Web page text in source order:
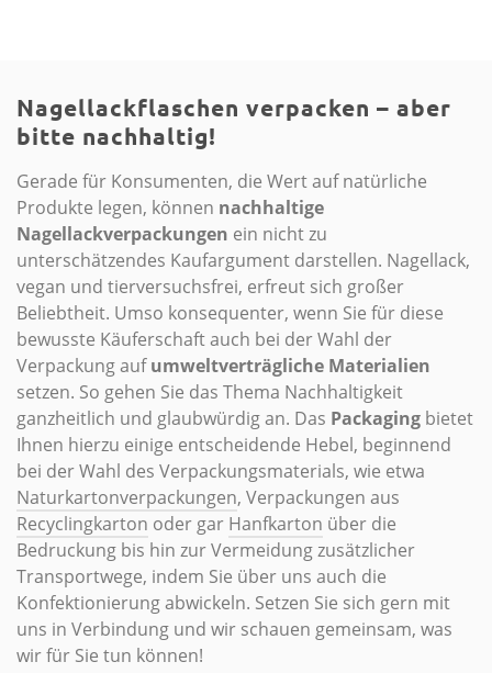
Nagellackflaschen verpacken – aber
bitte nachhaltig!
Gerade für Konsumenten, die Wert auf natürliche
Produkte legen, können nachhaltige
Nagellackverpackungen ein nicht zu
unterschätzendes Kaufargument darstellen. Nagellack,
vegan und tierversuchsfrei, erfreut sich großer
Beliebtheit. Umso konsequenter, wenn Sie für diese
bewusste Käuferschaft auch bei der Wahl der
Verpackung aufumweltverträgliche Materialien
setzen. So gehen Sie das Thema Nachhaltigkeit
ganzheitlich und glaubwürdig an. Das Packaging bietet
Ihnen hierzu einige entscheidende Hebel, beginnend
bei der Wahl des Verpackungsmaterials, wie etwa
Naturkarton­verpackungen, Verpackungen aus
Recyclingkarton oder gar Hanfkarton über die
Bedruckung bis hin zur Vermeidung zusätzlicher
Transportwege, indem Sie über uns auch die
Konfektionierung abwickeln. Setzen Sie sich gern mit
uns in Verbindung und wir schauen gemeinsam, was
wir für Sie tun können!